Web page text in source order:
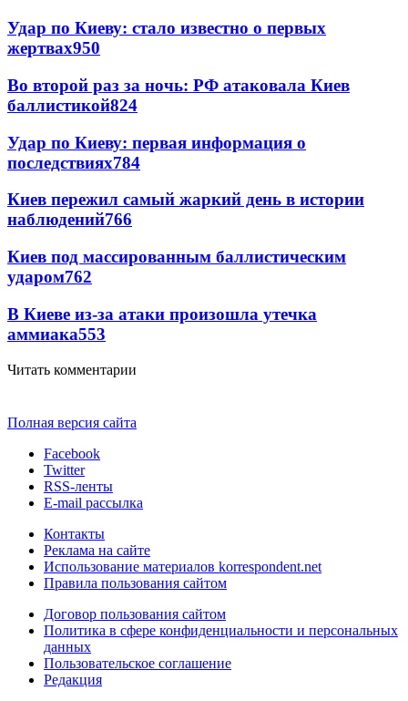
Удар по Киеву: стало известно о первых
жертвах950
Во второй раз за ночь: РФ атаковала Киев
баллистикой824
Удар по Киеву: первая информация о
последствиях784
Киев пережил самый жаркий день в истории
наблюдений766
Киев под массированным баллистическим
ударом762
В Киеве из-за атаки произошла утечка
аммиака553
Читать комментарии
Полная версия сайта
Facebook
Twitter
RSS-ленты
E-mail рассылка
Контакты
Реклама на сайте
Использование материалов korrespondent.net
Правила пользования сайтом
Договор пользования сайтом
Политика в сфере конфиденциальности и персональных
данных
Пользовательское соглашение
Редакция